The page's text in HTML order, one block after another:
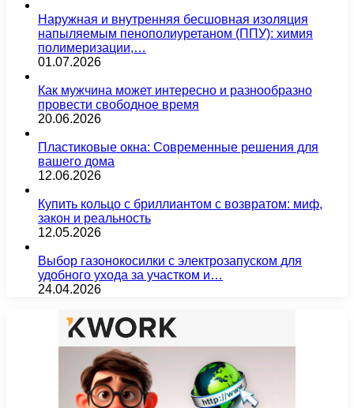
Наружная и внутренняя бесшовная изоляция
напыляемым пенополиуретаном (ППУ): химия
полимеризации,…
01.07.2026
Как мужчина может интересно и разнообразно
провести свободное время
20.06.2026
Пластиковые окна: Современные решения для
вашего дома
12.06.2026
Купить кольцо с бриллиантом с возвратом: миф,
закон и реальность
12.05.2026
Выбор газонокосилки с электрозапуском для
удобного ухода за участком и…
24.04.2026